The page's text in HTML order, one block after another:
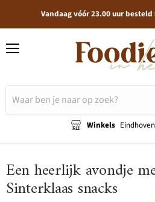
Vandaag vóór 23.00 uur
Winkels
Een heerlijk avondje
Sinterklaas snacks